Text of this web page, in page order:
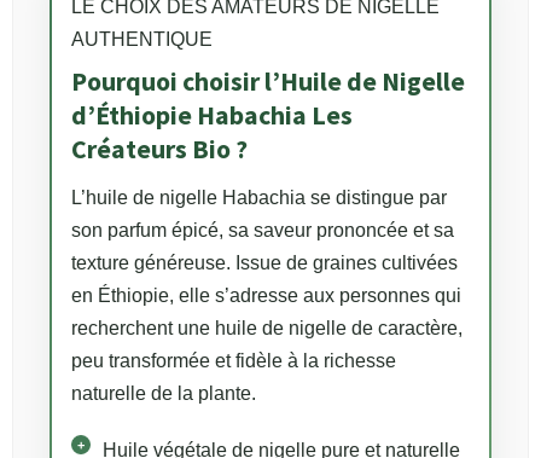
LE CHOIX DES AMATEURS DE NIGELLE
AUTHENTIQUE
Pourquoi choisir l’Huile de Nigelle
d’Éthiopie Habachia Les
Créateurs Bio ?
L’huile de nigelle Habachia se distingue par
son parfum épicé, sa saveur prononcée et sa
texture généreuse. Issue de graines cultivées
en Éthiopie, elle s’adresse aux personnes qui
recherchent une huile de nigelle de caractère,
peu transformée et fidèle à la richesse
naturelle de la plante.
Huile végétale de nigelle pure et naturelle